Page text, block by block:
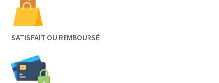
SATISFAIT OU REMBOURSÉ